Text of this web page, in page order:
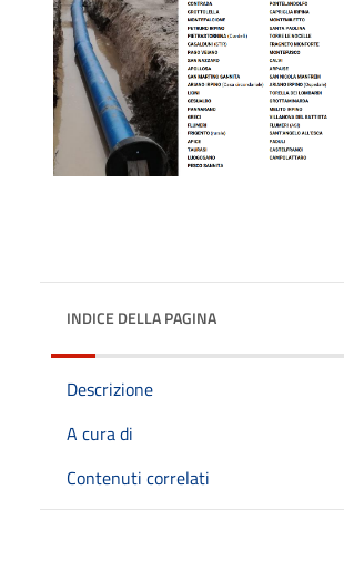
INDICE DELLA PAGINA
Descrizione
A cura di
Contenuti correlati